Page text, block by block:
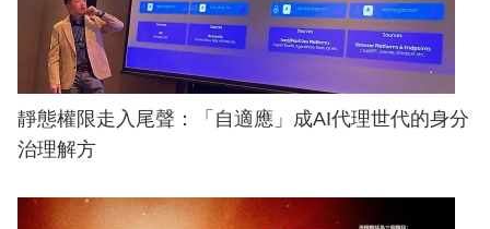
靜態權限走入尾聲：「自適應」成AI代理世代的身分
治理解方